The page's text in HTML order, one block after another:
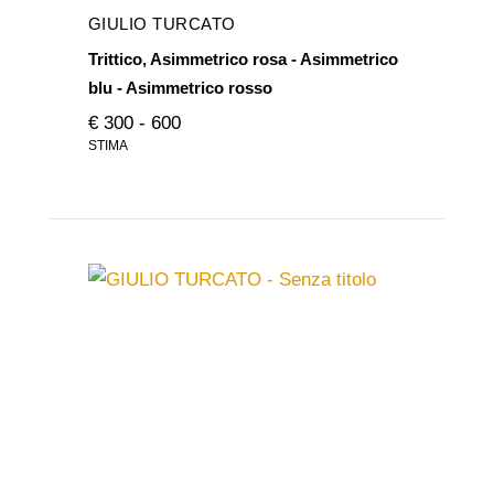
GIULIO TURCATO
Trittico, Asimmetrico rosa - Asimmetrico
blu - Asimmetrico rosso
€ 300 - 600
STIMA